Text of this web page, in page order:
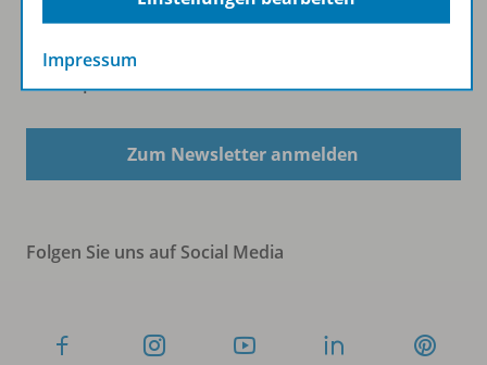
Sofort profitieren
Zum Newsletter anmelden
Folgen Sie uns auf Social Media
Impressum